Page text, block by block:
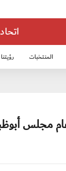
المنتخبات
مجلس